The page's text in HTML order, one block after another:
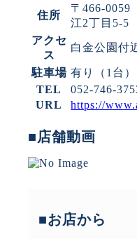
住所
〒466-
江2丁目5-5
アクセ
ス
白金公園付
駐車場 有り（1台）
TEL
052-746-
URL
https://
■店舗動画
■お店から